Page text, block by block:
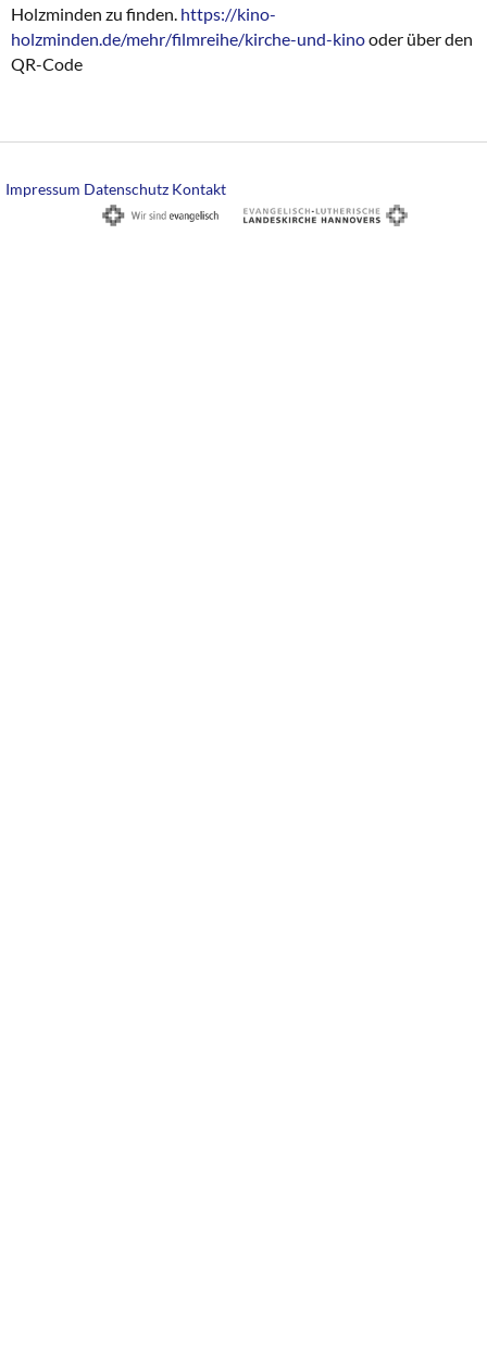
Holzminden zu finden. https://kino-
holzminden.de/mehr/filmreihe/kirche-und-kinooder über den
QR-Code
Impressum Datenschutz Kontakt